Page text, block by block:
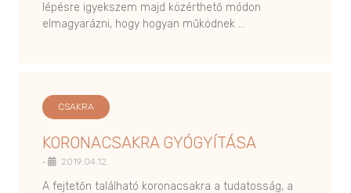
lépésre igyekszem majd közérthető módon
elmagyarázni, hogy hogyan működnek …
CSAKRA
KORONACSAKRA GYÓGYÍTÁSA
• 2019.04.12.
A fejtetőn található koronacsakra a tudatosság, a